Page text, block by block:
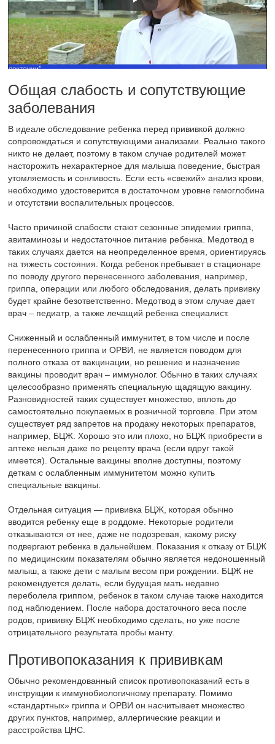
Общая слабость и сопутствующие
заболевания
В идеале обследование ребенка перед прививкой должно
сопровождаться и сопутствующими анализами. Реально такого
никто не делает, поэтому в таком случае родителей может
насторожить нехарактерное для малыша поведение, быстрая
утомляемость и сонливость. Если есть «свежий» анализ крови,
необходимо удостоверится в достаточном уровне гемоглобина
и отсутствии воспалительных процессов.
Часто причиной слабости стают сезонные эпидемии гриппа,
авитаминозы и недостаточное питание ребенка. Медотвод в
таких случаях дается на неопределенное время, ориентируясь
на тяжесть состояния. Когда ребенок пребывает в стационаре
по поводу другого перенесенного заболевания, например,
гриппа, операции или любого обследования, делать прививку
будет крайне безответственно. Медотвод в этом случае дает
врач – педиатр, а также лечащий ребенка специалист.
Сниженный и ослабленный иммунитет, в том числе и после
перенесенного гриппа и ОРВИ, не является поводом для
полного отказа от вакцинации, но решение и назначение
вакцины проводит врач – иммунолог. Обычно в таких случаях
целесообразно применять специальную щадящую вакцину.
Разновидностей таких существует множество, вплоть до
самостоятельно покупаемых в розничной торговле. При этом
существует ряд запретов на продажу некоторых препаратов,
например, БЦЖ. Хорошо это или плохо, но БЦЖ приобрести в
аптеке нельзя даже по рецепту врача (если вдруг такой
имеется). Остальные вакцины вполне доступны, поэтому
деткам с ослабленным иммунитетом можно купить
специальные вакцины.
Отдельная ситуация — прививка БЦЖ, которая обычно
вводится ребенку еще в роддоме. Некоторые родители
отказываются от нее, даже не подозревая, какому риску
подвергают ребенка в дальнейшем. Показания к отказу от БЦЖ
по медицинским показателям обычно является недоношенный
малыш, а также дети с малым весом при рождении. БЦЖ не
рекомендуется делать, если будущая мать недавно
переболела гриппом, ребенок в таком случае также находится
под наблюдением. После набора достаточного веса после
родов, прививку БЦЖ необходимо сделать, но уже после
отрицательного результата пробы манту.
Противопоказания к прививкам
Обычно рекомендованный список противопоказаний есть в
инструкции к иммунобиологичному препарату. Помимо
«стандартных» гриппа и ОРВИ он насчитывает множество
других пунктов, например, аллергические реакции и
расстройства ЦНС.